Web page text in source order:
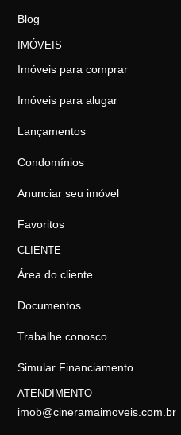
Blog
IMÓVEIS
Imóveis para comprar
Imóveis para alugar
Lançamentos
Condomínios
Anunciar seu imóvel
Favoritos
CLIENTE
Área do cliente
Documentos
Trabalhe conosco
Simular Financiamento
ATENDIMENTO
imob@cineramaimoveis.com.br